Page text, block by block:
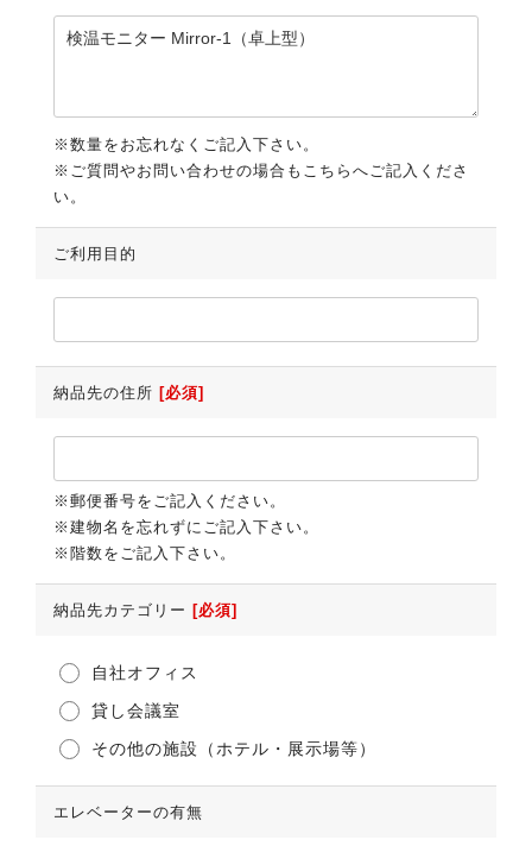
※数量をお忘れなくご記入下さい。
※ご質問やお問い合わせの場合もこちらへご記入くださ
い。
ご利用目的
納品先の住所 [必須]
※郵便番号をご記入ください。
※建物名を忘れずにご記入下さい。
※階数をご記入下さい。
納品先カテゴリー [必須]
自社オフィス
貸し会議室
その他の施設（ホテル・展示場等）
エレベーターの有無